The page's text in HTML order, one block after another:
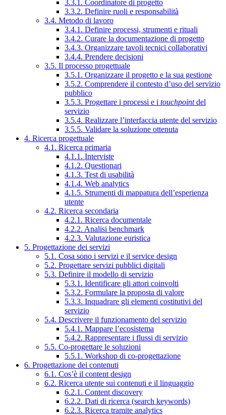
3.3.1. Coordinatore di progetto
3.3.2. Definire ruoli e responsabilità
3.4. Metodo di lavoro
3.4.1. Definire processi, strumenti e rituali
3.4.2. Curare la documentazione di progetto
3.4.3. Organizzare tavoli tecnici collaborativi
3.4.4. Prendere decisioni
3.5. Il processo progettuale
3.5.1. Organizzare il progetto e la sua gestione
3.5.2. Comprendere il contesto d’uso del servizio
pubblico
3.5.3. Progettare i processi e i touchpointdel
servizio
3.5.4. Realizzare l’interfaccia utente del servizio
3.5.5. Validare la soluzione ottenuta
4. Ricerca progettuale
4.1. Ricerca primaria
4.1.1. Interviste
4.1.2. Questionari
4.1.3. Test di usabilità
4.1.4. Web analytics
4.1.5. Strumenti di mappatura dell’esperienza
utente
4.2. Ricerca secondaria
4.2.1. Ricerca documentale
4.2.2. Analisi benchmark
4.2.3. Valutazione euristica
5. Progettazione dei servizi
5.1. Cosa sono i servizi e il service design
5.2. Progettare servizi pubblici digitali
5.3. Definire il modello di servizio
5.3.1. Identificare gli attori coinvolti
5.3.2. Formulare la proposta di valore
5.3.3. Inquadrare gli elementi costitutivi del
servizio
5.4. Descrivere il funzionamento del servizio
5.4.1. Mappare l’ecosistema
5.4.2. Rappresentare i flussi di servizio
5.5. Co-progettare le soluzioni
5.5.1. Workshop di co-progettazione
6. Progettazione dei contenuti
6.1. Cos’è il content design
6.2. Ricerca utente sui contenuti e il linguaggio
6.2.1. Content discovery
6.2.2. Dati di ricerca (search keywords)
6.2.3. Ricerca tramite analytics